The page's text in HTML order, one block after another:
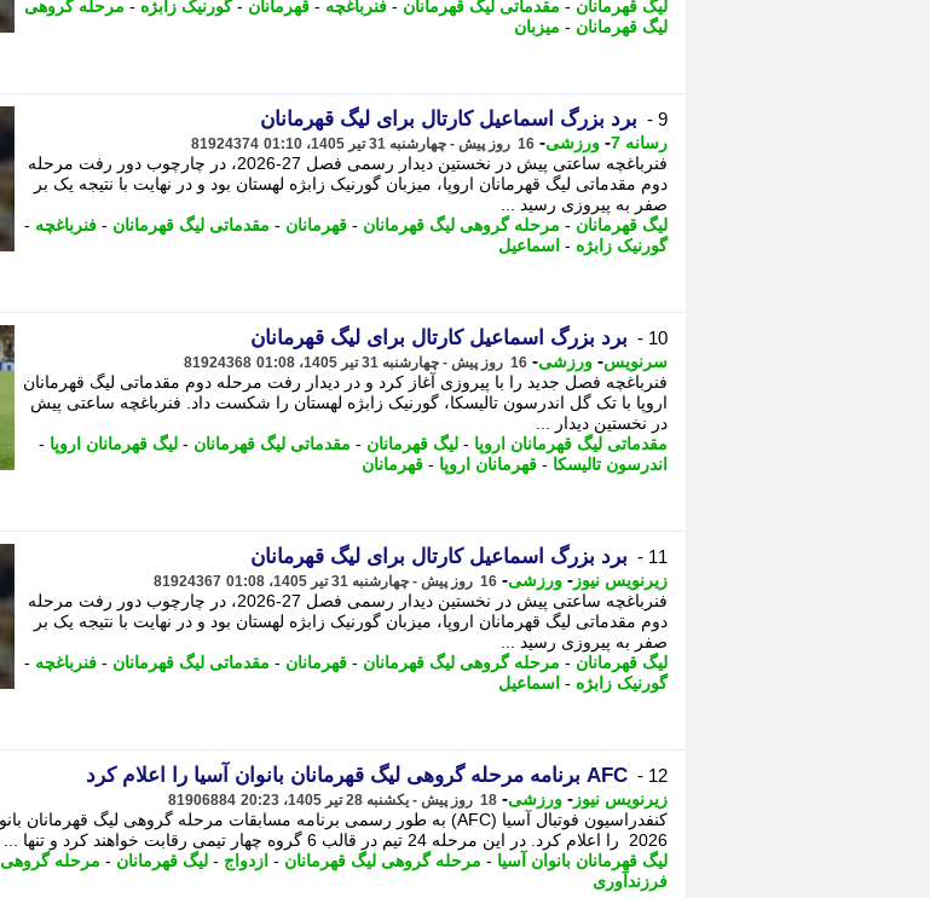
لیگ قهرمانان - مقدماتی لیگ قهرمانان - فنرباغچه - قهرمانان -گورنیک زابژه - مرحله گروهی
لیگ قهرمانان - میزبان
9 - برد بزرگ اسماعیل کارتال برای لیگ قهرمانان
رسانه 7 - ورزشی- 16 روز پیش - چهارشنبه 31 تیر 1405، 01:10 81924374
فنرباغچه ساعتی پیش در نخستین دیدار رسمی فصل 27-2026، در چارچوب دور رفت مرحله
دوم مقدماتی لیگ قهرمانان اروپا، میزبان گورنیک زابژه لهستان بود و در نهایت با نتیجه یک بر
صفر به پیروزی رسید ...
لیگ قهرمانان - مرحله گروهی لیگ قهرمانان - قهرمانان - مقدماتی لیگ قهرمانان - فنرباغچه -
گورنیک زابژه - اسماعیل
10 - برد بزرگ اسماعیل کارتال برای لیگ قهرمانان
سرنویس- ورزشی- 16 روز پیش - چهارشنبه 31 تیر 1405، 01:08 81924368
فنرباغچه فصل جدید را با پیروزی آغاز کرد و در دیدار رفت مرحله دوم مقدماتی لیگ قهرمانان
اروپا با تک گل اندرسون تالیسکا، گورنیک زابژه لهستان را شکست داد. فنرباغچه ساعتی پیش
در نخستین دیدار ...
مقدماتی لیگ قهرمانان اروپا - لیگ قهرمانان - مقدماتی لیگ قهرمانان - لیگ قهرمانان اروپا -
اندرسون تالیسکا - قهرمانان اروپا - قهرمانان
11 - برد بزرگ اسماعیل کارتال برای لیگ قهرمانان
زیرنویس نیوز - ورزشی- 16 روز پیش - چهارشنبه 31 تیر 1405، 01:08 81924367
فنرباغچه ساعتی پیش در نخستین دیدار رسمی فصل 27-2026، در چارچوب دور رفت مرحله
دوم مقدماتی لیگ قهرمانان اروپا، میزبان گورنیک زابژه لهستان بود و در نهایت با نتیجه یک بر
صفر به پیروزی رسید ...
لیگ قهرمانان - مرحله گروهی لیگ قهرمانان - قهرمانان - مقدماتی لیگ قهرمانان - فنرباغچه -
گورنیک زابژه - اسماعیل
12 - AFC برنامه مرحله گروهی لیگ قهرمانان بانوان آسیا را اعلام کرد
زیرنویس نیوز - ورزشی- 18 روز پیش - یکشنبه 28 تیر 1405، 20:23 81906884
2026 را اعلام کرد. در این مرحله 24 تیم در قالب 6 گروه چهار تیمی رقابت خواهند کرد و تنها ...
لیگ قهرمانان بانوان آسیا - مرحله گروهی لیگ قهرمانان - ازدواج - لیگ قهرمانان - مرحله گروهی
فرزندآوری